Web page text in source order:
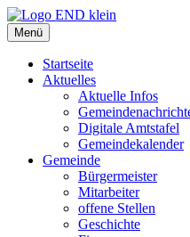
Zum
Inhalt
springen
Menü
Startseite
Aktuelles
Aktuelle Infos
Digitale Amtstafel
Gemeindekalender
Gemeinde
Bürgermeister
Mitarbeiter
offene Stellen
Geschichte